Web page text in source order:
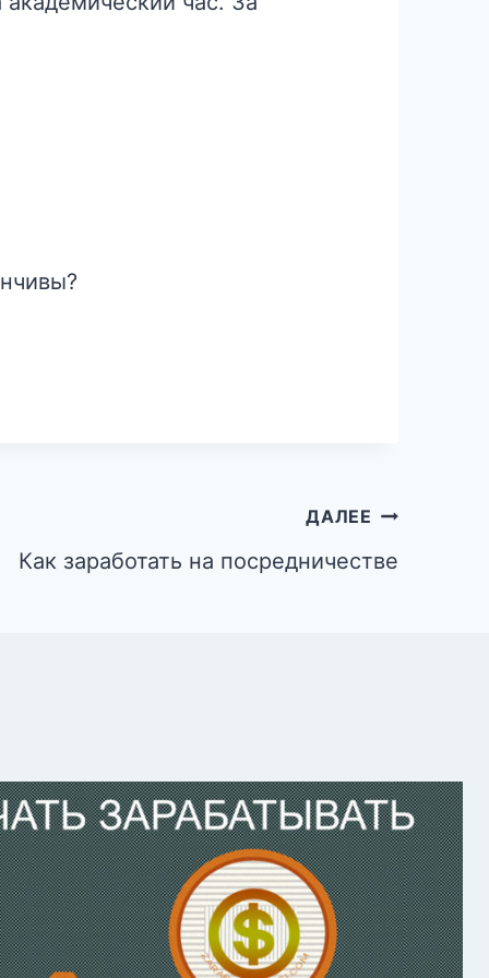
ДАЛЕЕ
Как заработать на посредничестве